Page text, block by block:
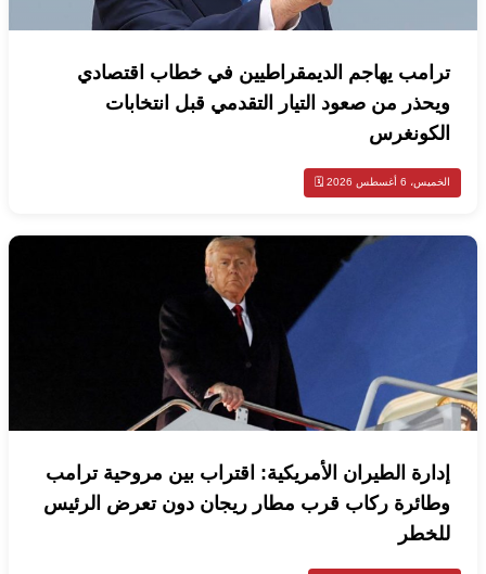
ترامب يهاجم الديمقراطيين في خطاب اقتصادي
ويحذر من صعود التيار التقدمي قبل انتخابات
الكونغرس
الخميس، 6 أغسطس 2026 🗓️
إدارة الطيران الأمريكية: اقتراب بين مروحية ترامب
وطائرة ركاب قرب مطار ريجان دون تعرض الرئيس
للخطر